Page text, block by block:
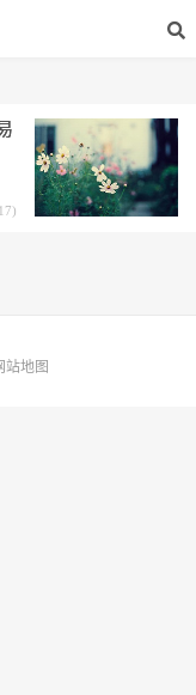
17)
站地图